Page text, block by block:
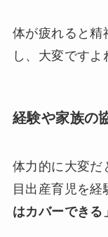
体が疲れると精
し、大変です
経験や家族の
体力的に大変だ
目出産育児を
はカバーできる